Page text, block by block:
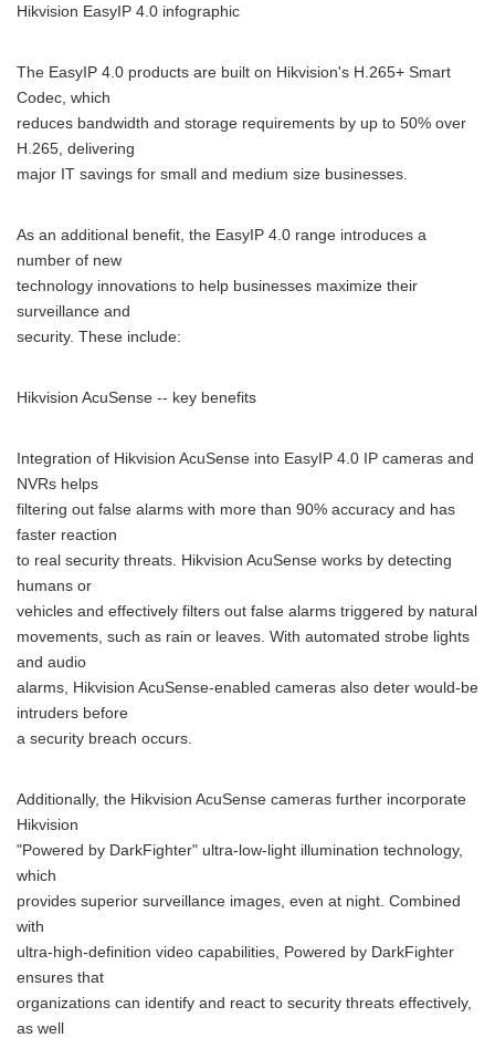
Hikvision EasyIP 4.0 infographic
The EasyIP 4.0 products are built on Hikvision's H.265+ Smart
Codec, which
reduces bandwidth and storage requirements by up to 50% over
H.265, delivering
major IT savings for small and medium size businesses.
As an additional benefit, the EasyIP 4.0 range introduces a
number of new
technology innovations to help businesses maximize their
surveillance and
security. These include:
Hikvision AcuSense -- key benefits
Integration of Hikvision AcuSense into EasyIP 4.0 IP cameras and
NVRs helps
filtering out false alarms with more than 90% accuracy and has
faster reaction
to real security threats. Hikvision AcuSense works by detecting
humans or
vehicles and effectively filters out false alarms triggered by natural
movements, such as rain or leaves. With automated strobe lights
and audio
alarms, Hikvision AcuSense-enabled cameras also deter would-be
intruders before
a security breach occurs.
Additionally, the Hikvision AcuSense cameras further incorporate
Hikvision
"Powered by DarkFighter" ultra-low-light illumination technology,
which
provides superior surveillance images, even at night. Combined
with
ultra-high-definition video capabilities, Powered by DarkFighter
ensures that
organizations can identify and react to security threats effectively,
as well